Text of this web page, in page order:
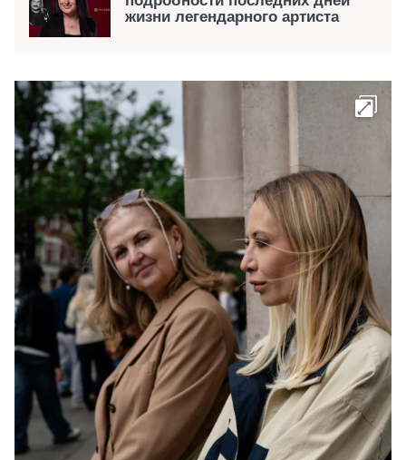
жизни легендарного артиста